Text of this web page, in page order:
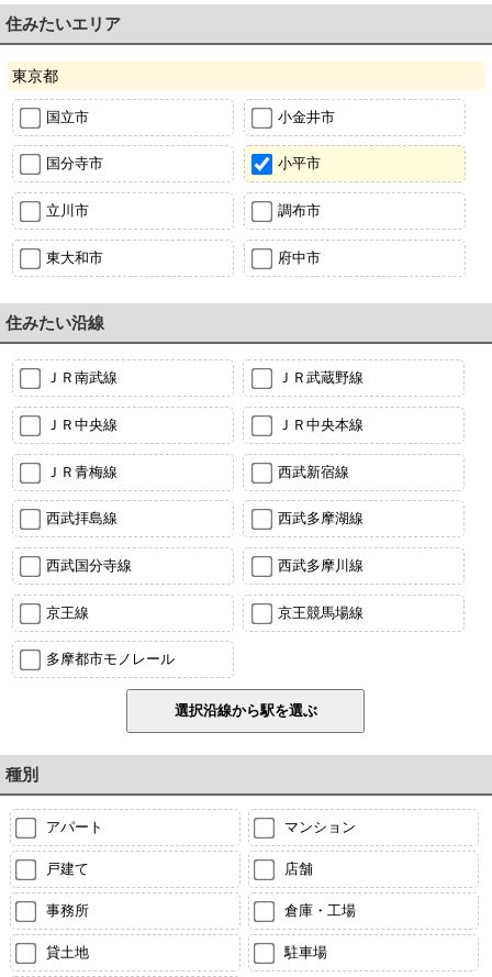
住みたいエリア
東京都
国立市 小金井市
国分寺市 小平市
立川市 調布市
東大和市 府中市
住みたい沿線
ＪＲ南武線 ＪＲ武蔵野線
ＪＲ中央線 ＪＲ中央本線
ＪＲ青梅線 西武新宿線
西武拝島線 西武多摩湖線
西武国分寺線 西武多摩川線
京王線 京王競馬場線
多摩都市モノレール
種別
アパート マンション
戸建て 店舗
事務所 倉庫・工場
貸土地 駐車場